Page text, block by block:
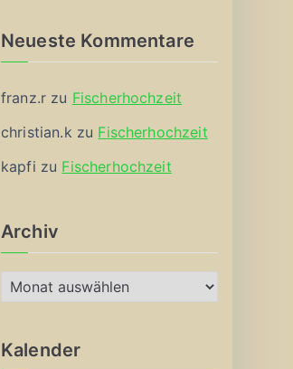
Neueste Kommentare
franz.r zu Fischerhochzeit
christian.k zu Fischerhochzeit
kapfi zu Fischerhochzeit
Archiv
r
h
Kalender